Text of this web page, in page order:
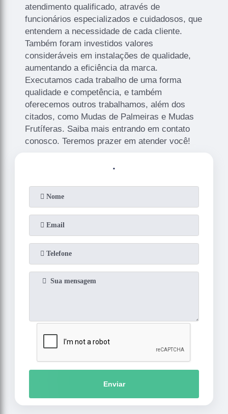
atendimento qualificado, através de
funcionários especializados e cuidadosos, que
entendem a necessidade de cada cliente.
Também foram investidos valores
consideráveis em instalações de qualidade,
aumentando a eficiência da marca.
Executamos cada trabalho de uma forma
qualidade e competência, e também
oferecemos outros trabalhamos, além dos
citados, como Mudas de Palmeiras e Mudas
Frutíferas. Saiba mais entrando em contato
conosco. Teremos prazer em atender você!
.
Enviar